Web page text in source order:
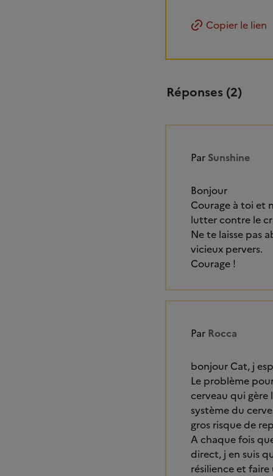
Copier le lien
Réponses (2)
Par Sunshine
Bonjour
Courage à toi et
lutter contre le
Ne te laisse pas
vicieux pervers.
Courage !
Par Rocca
bonjour Cat, j
Le problème
cerveau qui
système du
gros risque de
A chaque fois
direct, j en suis
résilience et